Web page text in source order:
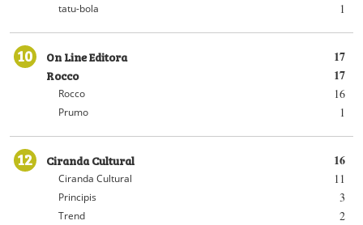
1
tatu-bola
10 17
On Line Editora
17
Rocco
16
Rocco
1
Prumo
12 16
Ciranda Cultural
11
Ciranda Cultural
3
Principis
2
Trend